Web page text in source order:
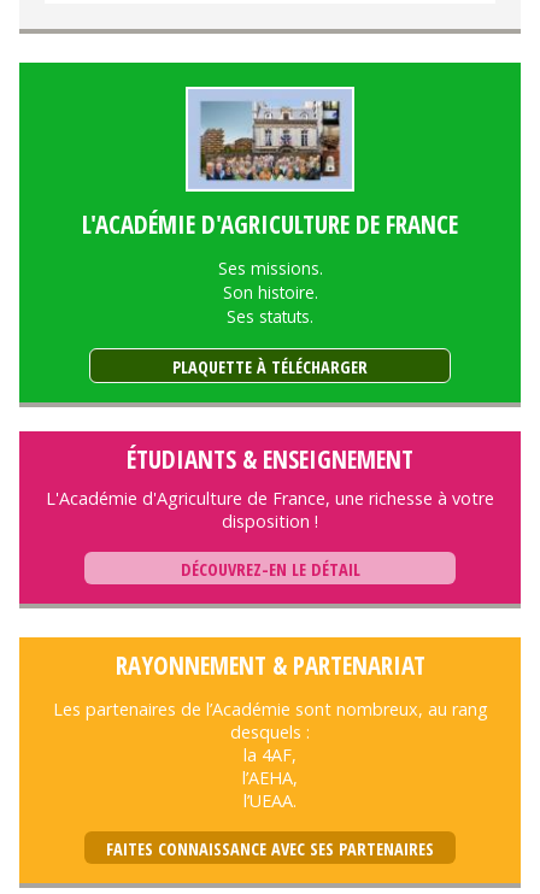
L'ACADÉMIE D'AGRICULTURE DE FRANCE
Ses missions.
Son histoire.
Ses statuts.
PLAQUETTE À TÉLÉCHARGER
ÉTUDIANTS & ENSEIGNEMENT
L'Académie d'Agriculture de France, une richesse à votre
disposition !
DÉCOUVREZ-EN LE DÉTAIL
RAYONNEMENT & PARTENARIAT
Les partenaires de l’Académie sont nombreux, au rang
desquels :
la 4AF,
l’AEHA,
l’UEAA.
FAITES CONNAISSANCE AVEC SES PARTENAIRES